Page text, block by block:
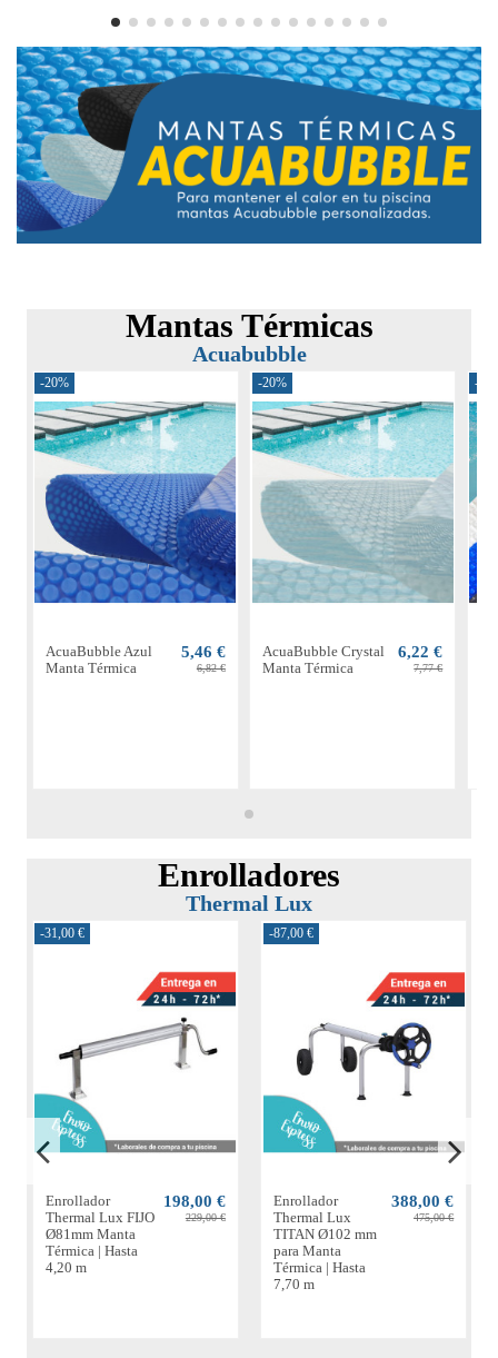
Mantas Térmicas
Acuabubble
-20%
AcuaBubble Azul
Manta Térmica
5,46 €
6,82 €
-20%
AcuaBubble Crystal
Manta Térmica
6,22 €
7,77 €
-
Enrolladores
Thermal Lux
-31,00 €
Enrollador
Thermal Lux FIJO
Ø81mm Manta
Térmica | Hasta
4,20 m
198,00 €
229,00 €
-87,00 €
Enrollador
Thermal Lux
TITAN Ø102 mm
para Manta
Térmica | Hasta
7,70 m
388,00 €
475,00 €